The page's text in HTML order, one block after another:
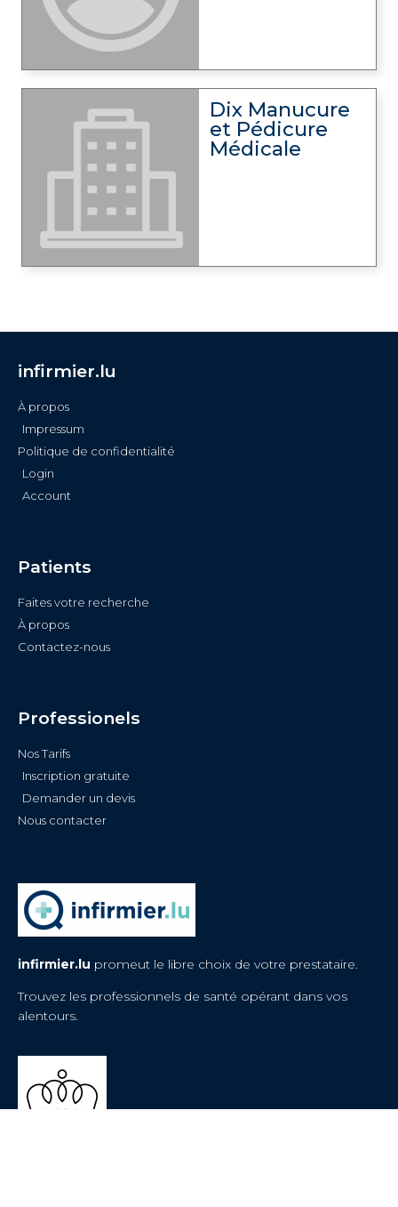
Dix Manucure
et Pédicure
Médicale
infirmier.lu
À propos
Impressum
Politique de confidentialité
Login
Account
Patients
Faites votre recherche
À propos
Contactez-nous
Professionels
Nos Tarifs
Inscription gratuite
Demander un devis
Nous contacter
infirmier.lu promeut le libre choix de votre prestataire.
Trouvez les professionnels de santé opérant dans vos
alentours.